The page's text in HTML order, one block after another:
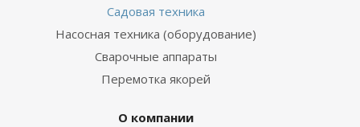
Садовая техника
Насосная техника (оборудование)
Сварочные аппараты
Перемотка якорей
О компании